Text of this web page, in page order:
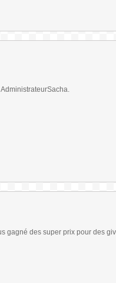
gagné des super prix pour des